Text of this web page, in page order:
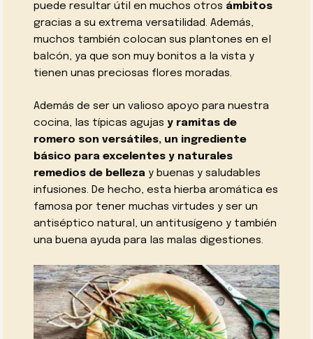
puede resultar útil en muchos otros ámbitos
gracias a su extrema versatilidad. Además,
muchos también colocan sus plantones en el
balcón, ya que son muy bonitos a la vista y
tienen unas preciosas flores moradas.
Además de ser un valioso apoyo para nuestra
cocina, las típicas agujasy ramitas de
romero son versátiles, un ingrediente
básico para excelentes y naturales
remedios de belleza y buenas y saludables
infusiones. De hecho, esta hierba aromática es
famosa por tener muchas virtudes y ser un
antiséptico natural, un antitusígeno y también
una buena ayuda para las malas digestiones.